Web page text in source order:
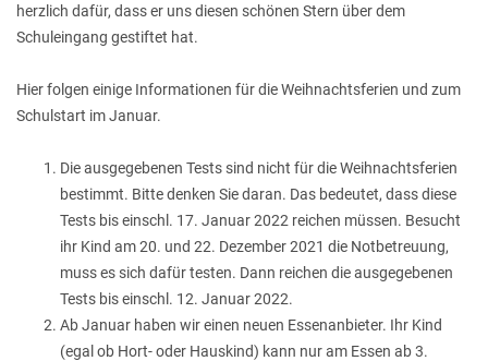
herzlich dafür, dass er uns diesen schönen Stern über dem
Schuleingang gestiftet hat.
Hier folgen einige Informationen für die Weihnachtsferien und zum
Schulstart im Januar.
Die ausgegebenen Tests sind nicht für die Weihnachtsferien
bestimmt. Bitte denken Sie daran. Das bedeutet, dass diese
Tests bis einschl. 17. Januar 2022 reichen müssen. Besucht
ihr Kind am 20. und 22. Dezember 2021 die Notbetreuung,
muss es sich dafür testen. Dann reichen die ausgegebenen
Tests bis einschl. 12. Januar 2022.
Ab Januar haben wir einen neuen Essenanbieter. Ihr Kind
(egal ob Hort- oder Hauskind) kann nur am Essen ab 3.